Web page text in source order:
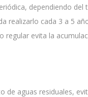
dependiendo del
realizarlo cada 3 a 5
regular evita la
de aguas residuales,